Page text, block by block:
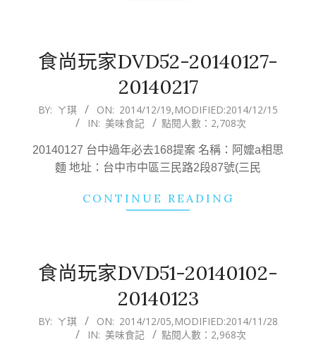
食尚玩家DVD52-20140127-
20140217
2014-
19
BY: ㄚ琪 ON: 2014/12/19,MODIFIED:2014/12/15
IN: 美味食記 點閱人數：2,708次
20140127 台中過年必去168提案 名稱：阿嬤a相思
麵 地址：台中市中區三民路2段87號(三民
CONTINUE READING
食尚玩家DVD51-20140102-
20140123
2014-
BY: ㄚ琪 ON: 2014/12/05,MODIFIED:2014/11/28
IN: 美味食記 點閱人數：2,968次